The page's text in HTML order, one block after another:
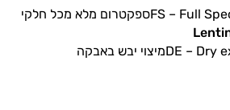
פטריית שיטאקה FS – Full Spectrumספקטרום מלא מכל חלקי
פטריית שיטאקה DE – Dry extractמיצוי יבש באבקה